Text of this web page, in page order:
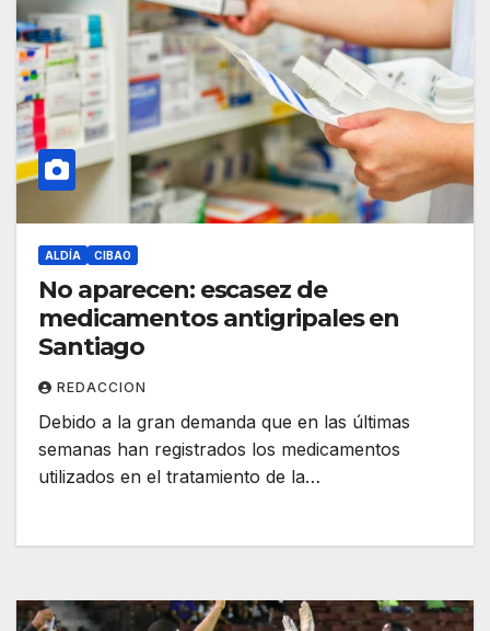
ALDÍA CIBAO
No aparecen: escasez de
medicamentos antigripales en
Santiago
REDACCION
Debido a la gran demanda que en las últimas
semanas han registrados los medicamentos
utilizados en el tratamiento de la…